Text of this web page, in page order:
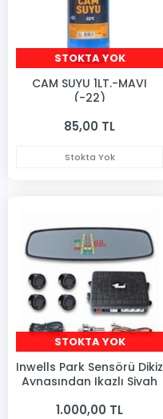
STOKTA YOK
CAM SUYU 1LT.-MAVI
(-22)
85,00 TL
Stokta Yok
STOKTA YOK
Inwells Park Sensörü Dikiz
Aynasından Ikazlı Siyah
1.000,00 TL